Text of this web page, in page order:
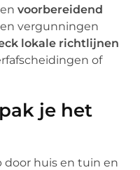
voorbereidend
vergunningen
lokale richtlijnen
of
je het
door huis en tuin en